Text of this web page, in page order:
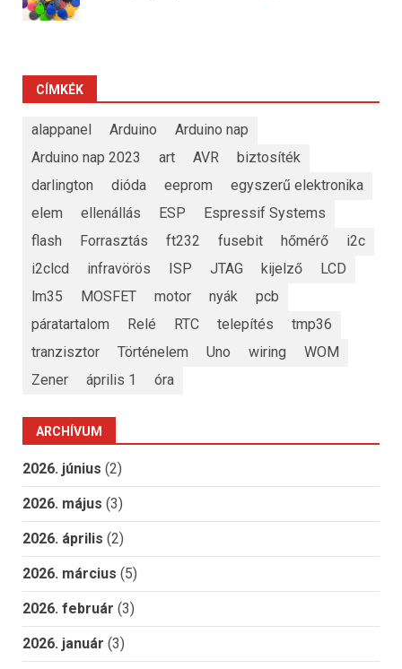
CÍMKÉK
alappanel Arduino
Arduino nap
Arduino nap 2023
art AVR
biztosíték
darlington
dióda eeprom
egyszerű elektronika
elem
ellenállás ESP
Espressif Systems
flash
Forrasztás ft232 fusebit hőmérő
i2c
i2clcd
infravörös ISP JTAG kijelző
LCD
lm35
MOSFET motor nyák
pcb
páratartalom
Relé RTC telepítés
tmp36
tranzisztor
Történelem Uno wiring
WOM
Zener
április 1 óra
ARCHÍVUM
2026. június (2)
2026. május (3)
2026. április (2)
2026. március (5)
2026. február (3)
2026. január (3)